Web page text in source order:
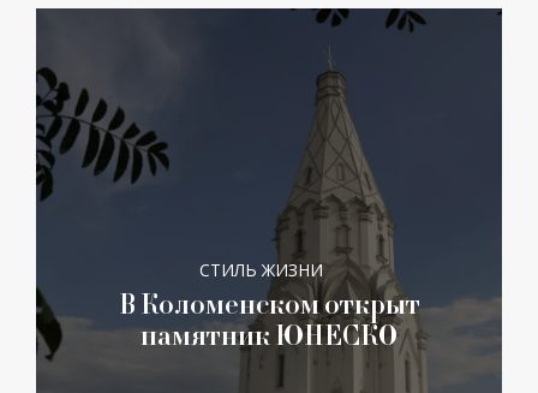
СТИЛЬ ЖИЗНИ
В Коломенском открыт
памятник ЮНЕСКО